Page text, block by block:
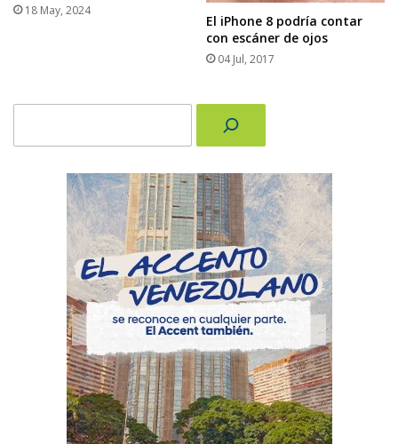
18 May, 2024
El iPhone 8 podría contar
con escáner de ojos
04 Jul, 2017